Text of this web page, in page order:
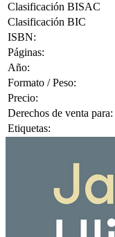
Clasificación BISAC
Clasificación BIC
ISBN:
Páginas:
Año:
Formato / Peso:
Precio:
Derechos de venta para:
Etiquetas: